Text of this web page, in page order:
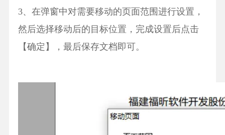
3、在弹窗中对需要移动的页面范围进行设置，
然后选择移动后的目标位置，完成设置后点击
【确定】，最后保存文档即可。